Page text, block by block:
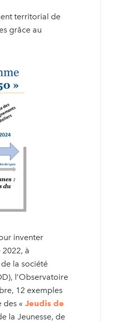
territorial de
grâce au
inventer
à
la société
l’Observatoire
12 exemples
des « Jeudis de
la Jeunesse, de